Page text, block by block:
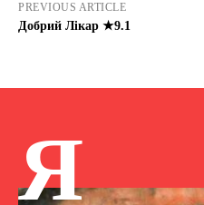
PREVIOUS ARTICLE
Добрий Лікар ★9.1
Я